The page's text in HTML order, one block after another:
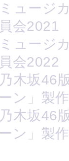
ュージ
会2021
ュージ
会2022
木坂46
ン」製
木坂46
ン」製